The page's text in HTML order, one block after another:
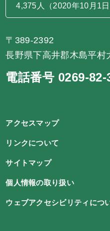
4,375人（2020年10月1日
〒389-2392
長野県下高井郡木島平村
電話番号 0269-82-
アクセスマップ
リンクについて
サイトマップ
個人情報の取り扱い
ウェブアクセシビリティにつ